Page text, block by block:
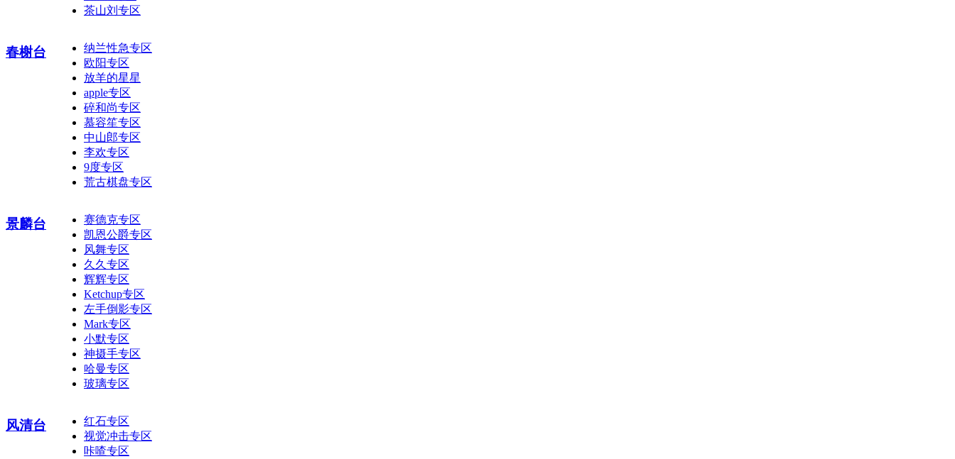
茶山刘专区
春榭台
纳兰性急专区
欧阳专区
放羊的星星
apple专区
碎和尚专区
慕容笙专区
中山郎专区
李欢专区
9度专区
荒古棋盘专区
景麟台
赛德克专区
凯恩公爵专区
风舞专区
久久专区
辉辉专区
Ketchup专区
左手倒影专区
Mark专区
小默专区
神摄手专区
哈曼专区
玻璃专区
风清台
红石专区
视觉冲击专区
咔喳专区